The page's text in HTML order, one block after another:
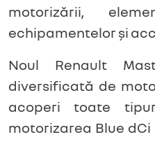
motorizării,
echipamentelor și
Noul Renault
diversificată de
acoperi toate
motorizarea Blue